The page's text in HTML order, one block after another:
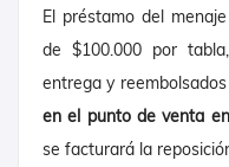
El préstamo del
de $100.000 por
entrega y reembolsados
en el punto de venta
se facturará la